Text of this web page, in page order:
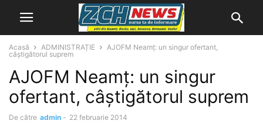
Acasă ADMINISTRAȚIE
AJOFM Neamţ: un singur ofertant,
câştigătorul suprem
AJOFM Neamţ: un singur
ofertant, câştigătorul suprem
De către admin - 22 februarie 2014